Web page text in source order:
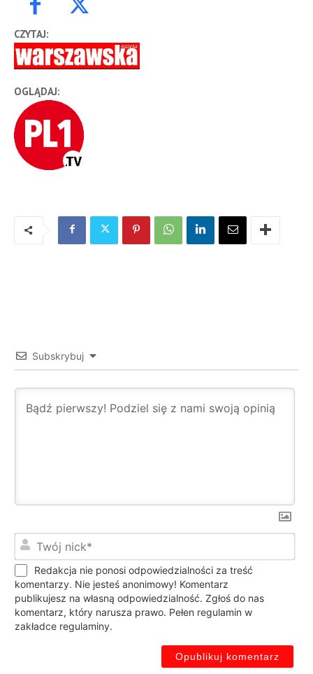
CZYTAJ:
OGLĄDAJ:
Subskrybuj
Redakcja nie ponosi odpowiedzialności za treść
komentarzy. Nie jesteś anonimowy! Komentarz
publikujesz na własną odpowiedzialność. Zgłoś do nas
komentarz, który narusza prawo. Pełen regulamin w
zakładce regulaminy.